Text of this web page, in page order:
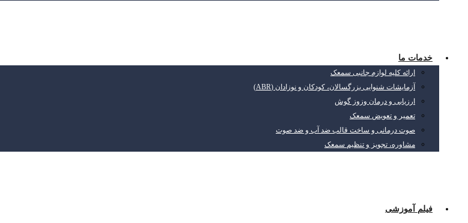
خدمات ما
ارائه کلیه لوازم جانبی سمعک
آزمایشات شنوایی بزرگسالان، کودکان و نوزادان (ABR)
ارزیابی و درمان وزوز گوش
تعمیر و تعویض سمعک
صوت درمانی و ساخت قالب ضد آب و ضد صوت
مشاوره، تجویز و تنظیم سمعک
فیلم آموزشی